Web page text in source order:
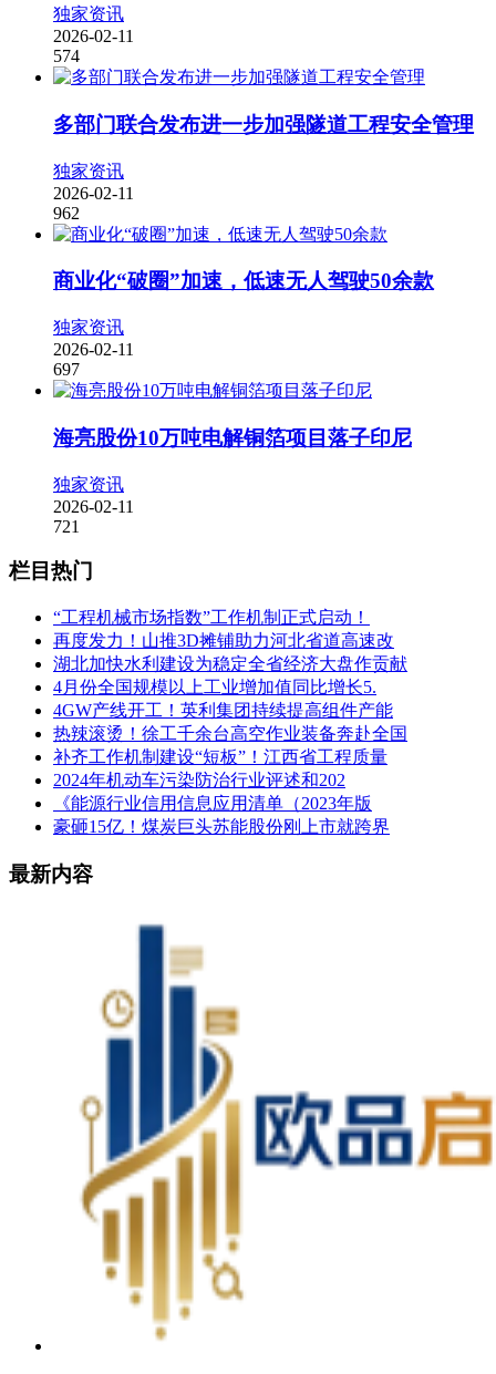
独家资讯
2026-02-11
574
多部门联合发布进一步加强隧道工程安全管理
独家资讯
2026-02-11
962
商业化“破圈”加速，低速无人驾驶50余款
独家资讯
2026-02-11
697
海亮股份10万吨电解铜箔项目落子印尼
独家资讯
2026-02-11
721
栏目热门
“工程机械市场指数”工作机制正式启动！
再度发力！山推3D摊铺助力河北省道高速改
湖北加快水利建设为稳定全省经济大盘作贡献
4月份全国规模以上工业增加值同比增长5.
4GW产线开工！英利集团持续提高组件产能
热辣滚烫！徐工千余台高空作业装备奔赴全国
补齐工作机制建设“短板”！江西省工程质量
2024年机动车污染防治行业评述和202
《能源行业信用信息应用清单（2023年版
豪砸15亿！煤炭巨头苏能股份刚上市就跨界
最新内容